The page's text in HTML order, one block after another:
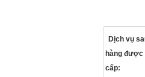
Dịch vụ
hàng được
cấp: